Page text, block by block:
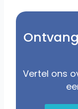
Vertel ons